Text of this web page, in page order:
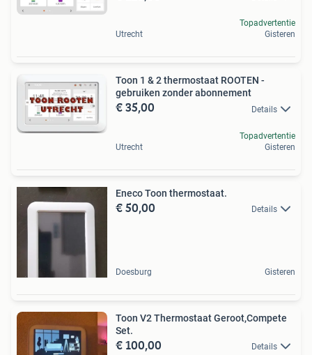
Utrecht
Topadvertentie
Gisteren
Toon 1 & 2 thermostaat ROOTEN -
gebruiken zonder abonnement
€ 35,00 Details
Utrecht
Topadvertentie
Gisteren
Eneco Toon thermostaat.
€ 50,00 Details
Doesburg Gisteren
Toon V2 Thermostaat Geroot,Compete
Set.
€ 100,00 Details